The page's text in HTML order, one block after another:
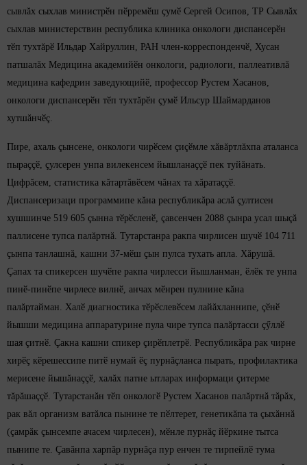
сывлăх сыхлав министрӗн пӗрремӗш çумӗ Сергей Осипов, ТР Сывлăх
сыхлав министерствин республика клиника онкологи диспансерӗн
тӗп тухтăрӗ Ильдар Хайруллин, РАН член-корреспонденчӗ, Хусан
патшалăх Медицина академийӗн онкологи, радиологи, паллеативлă
медицина кафедрин заведующийӗ, профессор Рустем Хасанов,
онкологи диспансерӗн тӗп тухтăрӗн çумӗ Ильсур Шаймарданов
хутшăнчӗç.
Пире, ахаль çынсене, онкологи чирӗсем çиçӗмле хăвăртлăхпа аталанса
пыраççӗ, çулсерен унпа вилекенсем йышланаççӗ пек туйăнать.
Цифрăсем, статистика кăтартăвӗсем чăнах та хăратаççӗ.
Диспансеризаци программипе кăна республикăра аслă çултисен
хушшинче 519 605 çынна тӗрӗсленӗ, çавсенчен 2088 çынра усал шыçă
паллисене тупса палăртнă. Тутарстанра ракпа чирлисен шучӗ 104 711
çынпа танлашнă, кашни 37-мӗш çын пулса тухать апла. Хăрушă.
Çапах та спикерсен шучӗпе ракпа чирлесси йышланман, ӗлӗк те унпа
пинӗ-пинӗпе чирлесе вилнӗ, анчах мӗнрен пулнине кăна
палăртайман. Халӗ диагностика тӗрӗслевӗсем лайăхланнипе, çӗнӗ
йышши медицина аппаратурине пула чире тупса палăртасси çӳллӗ
шая çитнӗ. Çакна кашни спикер çирӗплетрӗ. Республикăра рак чирне
хирӗç кӗрешессипе питӗ нумай ӗç пурнăçланса пырать, профилактика
мерисене йышăнаççӗ, халăх патне ытларах информаци çитерме
тăрăшаççӗ. Тутарстанăн тӗп онкологӗ Рустем Хасанов палăртнă тăрăх,
рак вăл организм ватăлса пынине те пӗлтерет, генетикăпа та çыхăннă
(çамрăк çынсемпе ачасем чирлесен), мӗнле пурнăç йӗркине тытса
пынипе те. Çавăнпа харпăр пурнăçа пур енчен те тирпейлӗ тума